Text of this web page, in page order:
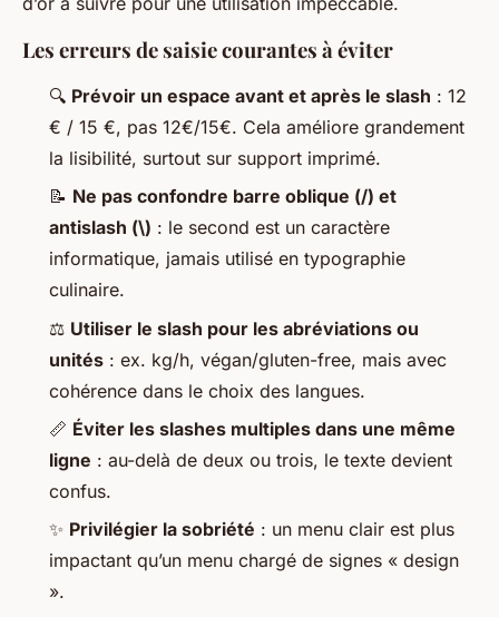
Les erreurs de saisie courantes à éviter
🔍 Prévoir un espace avant et après le slash : 12
€ / 15 €, pas 12€/15€. Cela améliore grandement
la lisibilité, surtout sur support imprimé.
📝 Ne pas confondre barre oblique (/) et
antislash (\) : le second est un caractère
informatique, jamais utilisé en typographie
culinaire.
⚖️ Utiliser le slash pour les abréviations ou
unités : ex. kg/h, végan/gluten-free, mais avec
cohérence dans le choix des langues.
📏 Éviter les slashes multiples dans une même
ligne : au-delà de deux ou trois, le texte devient
confus.
✨ Privilégier la sobriété : un menu clair est plus
impactant qu’un menu chargé de signes « design
».